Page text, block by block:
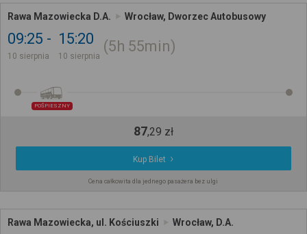
Rawa Mazowiecka D.A. Wrocław, Dworzec Autobusowy
09:25
10 sierpnia
15:20
10 sierpnia
5h 55min
POŚPIESZNY
87,29 zł
Kup Bilet
Cena całkowita dla jednego pasażera bez ulgi
Rawa Mazowiecka, ul. Kościuszki Wrocław, D.A.